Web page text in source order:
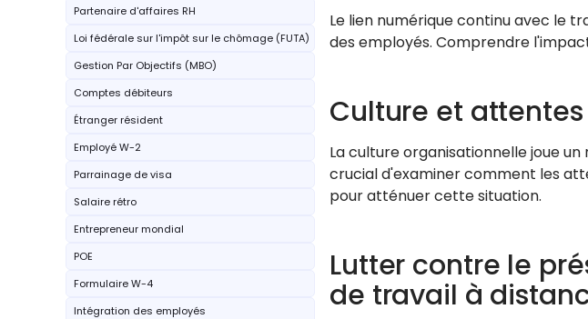
Partenaire d'affaires RH
Loi fédérale sur l'impôt sur le chômage (FUTA)
Gestion Par Objectifs (MBO)
Comptes débiteurs
Étranger résident
Employé W-2
Parrainage de visa
Salaire rétro
Entrepreneur mondial
POE
Formulaire W-4
Intégration des employés
Le lien numérique continu avec le
des employés. Comprendre
Culture et
La culture organisationnelle joue
crucial d'examiner comment les
pour atténuer cette situation.
Lutter contre le
de travail à